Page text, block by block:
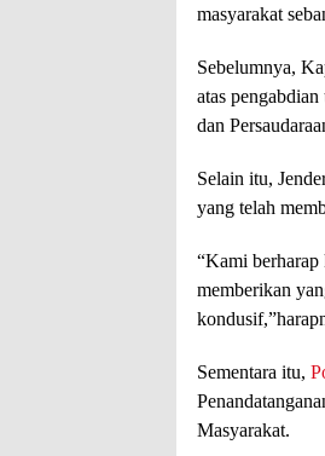
masyarakat
Sebelumnya,
atas
dan
Selain itu,
yang telah
“Kami
memberikan
Sementara itu,
Masyarakat.